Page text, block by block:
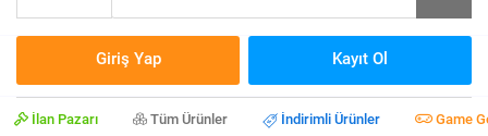
Giriş Yap Kayıt Ol
İlan Pazarı Tüm Ürünler İndirimli Ürünler Game